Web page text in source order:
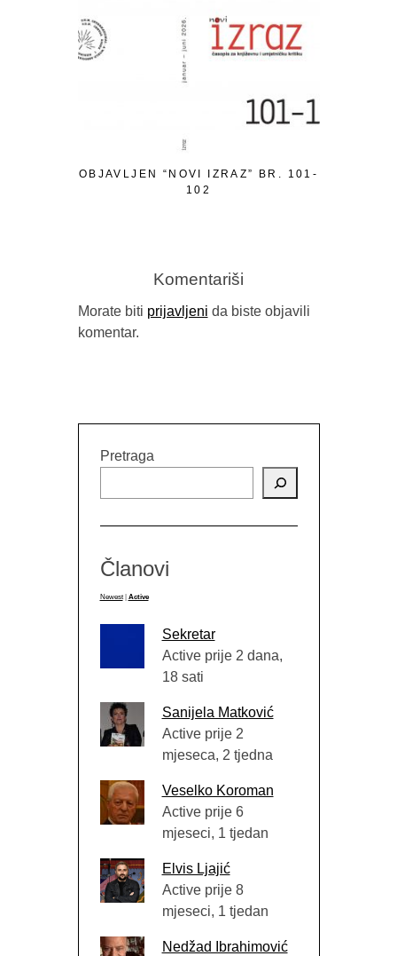
OBJAVLJEN “NOVI IZRAZ” BR. 101-
102
Komentariši
Morate biti prijavljeni da biste objavili
komentar.
Pretraga
Članovi
Newest Active
Sekretar
Active prije 2 dana,
18 sati
Sanijela Matković
Active prije 2
mjeseca, 2 tjedna
Veselko Koroman
Active prije 6
mjeseci, 1 tjedan
Elvis Ljajić
Active prije 8
mjeseci, 1 tjedan
Nedžad Ibrahimović